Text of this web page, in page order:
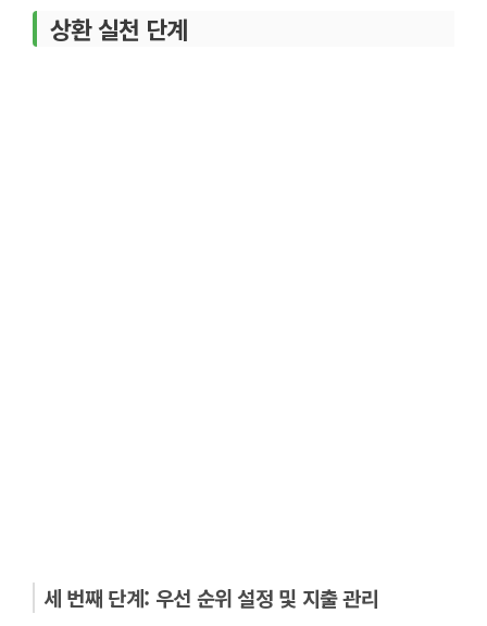
상환 실천 단계
세 번째 단계: 우선 순위 설정 및 지출 관리